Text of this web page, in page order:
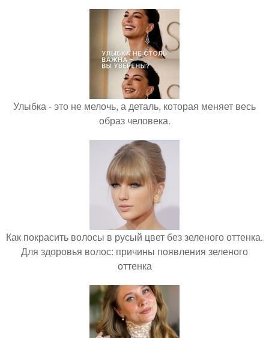
Улыбка - это не мелочь, а деталь, которая меняет весь
образ человека.
Как покрасить волосы в русый цвет без зеленого оттенка.
Для здоровья волос: причины появления зеленого
оттенка